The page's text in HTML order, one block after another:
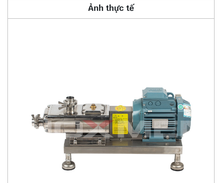
Ảnh thực tế